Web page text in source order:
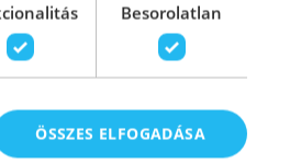
-5%
Rendelésre
Besorolatlan
ÖSSZES ELFOGADÁSA